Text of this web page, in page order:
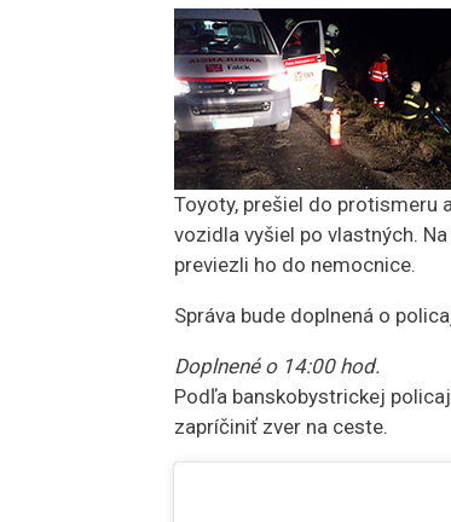
Toyoty, prešiel do protismeru
vozidla vyšiel po vlastných.
previezli ho do nemocnice.
Správa bude doplnená o
Doplnené o 14:00 hod.
Podľa banskobystrickej
zapríčiniť zver na ceste.